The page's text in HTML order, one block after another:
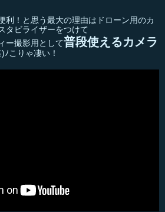
利！と思う最大の理由はドローン用のカ
タビライザーをつけて
ー撮影用として普段使えるカメラ
こりゃ凄い！